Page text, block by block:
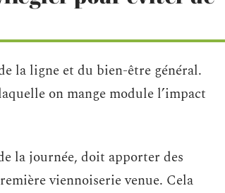
la ligne et du bien-être général.
on mange module l’impact
la journée, doit apporter des
viennoiserie venue. Cela